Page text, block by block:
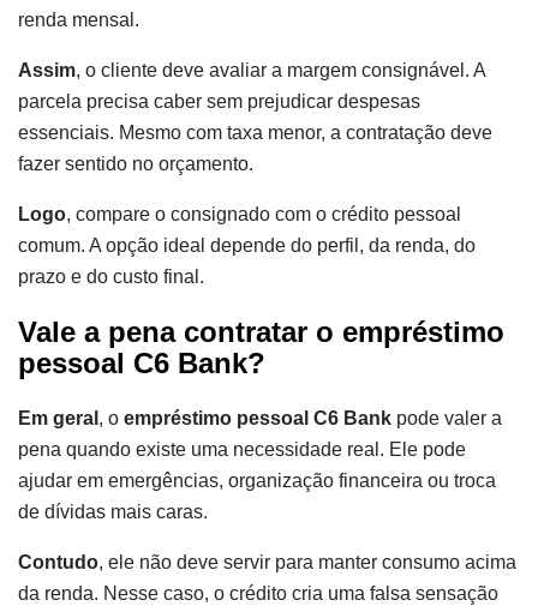
renda mensal.
Assim, o cliente deve avaliar a margem consignável. A
parcela precisa caber sem prejudicar despesas
essenciais. Mesmo com taxa menor, a contratação deve
fazer sentido no orçamento.
Logo, compare o consignado com o crédito pessoal
comum. A opção ideal depende do perfil, da renda, do
prazo e do custo final.
Vale a pena contratar o empréstimo
pessoal C6 Bank?
Em geral , o empréstimo pessoal C6 Bank pode valer a
pena quando existe uma necessidade real. Ele pode
ajudar em emergências, organização financeira ou troca
de dívidas mais caras.
Contudo, ele não deve servir para manter consumo acima
da renda. Nesse caso, o crédito cria uma falsa sensação